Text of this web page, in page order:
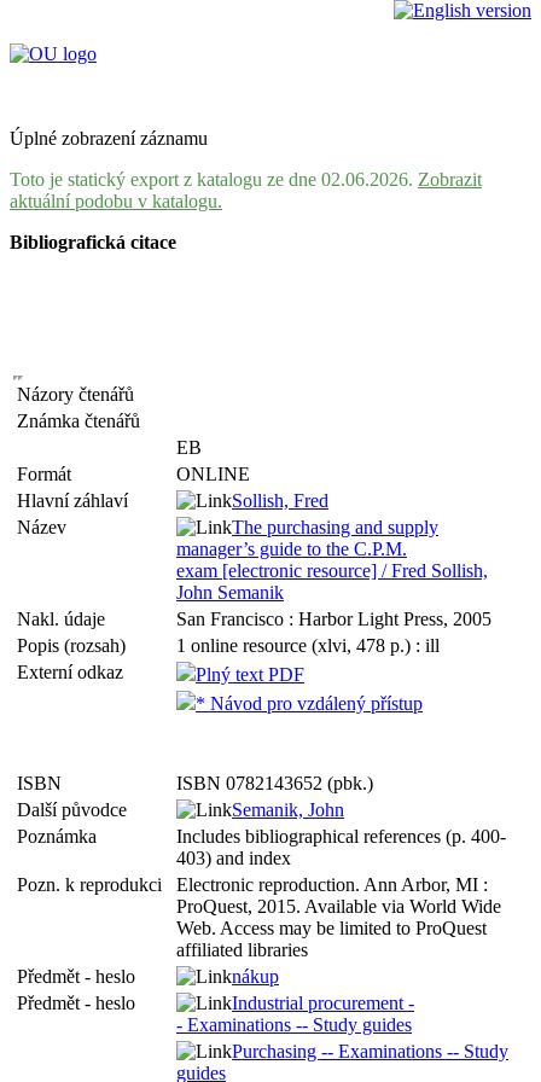
Úplné zobrazení záznamu
Toto je statický export z katalogu ze dne 02.06.2026. Zobrazit
aktuální podobu v katalogu.
Bibliografická citace
Názory čtenářů
Známka čtenářů
EB
Formát
ONLINE
Hlavní záhlaví
Sollish, Fred
Název
The purchasing and supply
manager’s guide to the C.P.M.
exam [electronic resource] / Fred Sollish,
John Semanik
Nakl. údaje
San Francisco : Harbor Light Press, 2005
Popis (rozsah)
1 online resource (xlvi, 478 p.) : ill
Externí odkaz
Plný text PDF
* Návod pro vzdálený přístup
ISBN
ISBN 0782143652 (pbk.)
Další původce
Semanik, John
Poznámka
Includes bibliographical references (p. 400-
403) and index
Pozn. k reprodukci
Electronic reproduction. Ann Arbor, MI :
ProQuest, 2015. Available via World Wide
Web. Access may be limited to ProQuest
affiliated libraries
Předmět - heslo
nákup
Předmět - heslo
Industrial procurement -
- Examinations -- Study guides
Purchasing -- Examinations -- Study
guides